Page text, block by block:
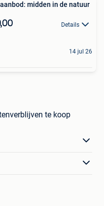
midden in de natuur
Details
14 jul 26
te koop